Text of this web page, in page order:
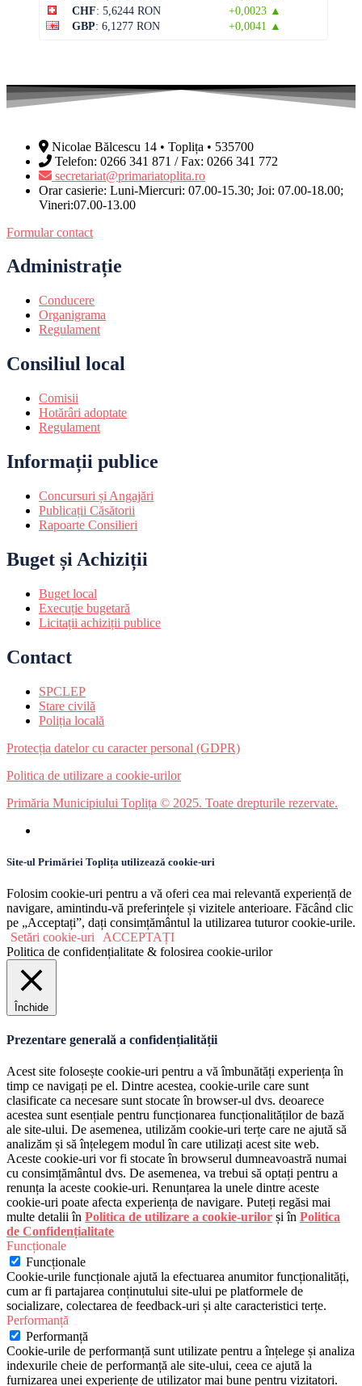
CHF: 5,6244 RON
+0,0023 ▲
GBP: 6,1277 RON +0,0041 ▲
Nicolae Bălcescu 14 • Toplița • 535700
Telefon: 0266 341 871 / Fax: 0266 341 772
secretariat@primariatoplita.ro
Orar casierie: Luni-Miercuri: 07.00-15.30; Joi: 07.00-18.00;
Vineri:07.00-13.00
Formular contact
Administrație
Conducere
Organigrama
Regulament
Consiliul local
Comisii
Hotărâri adoptate
Regulament
Informații publice
Concursuri și Angajări
Publicații Căsătorii
Rapoarte Consilieri
Buget și Achiziții
Buget local
Execuție bugetară
Licitații achiziții publice
Contact
SPCLEP
Stare civilă
Poliția locală
Protecția datelor cu caracter personal (GDPR)
Politica de utilizare a cookie-urilor
Primăria Municipiului Toplița © 2025. Toate drepturile rezervate.
Site-ul Primăriei Toplița utilizează cookie-uri
Folosim cookie-uri pentru a vă oferi cea mai relevantă experiență de
navigare, amintindu-vă preferințele și vizitele anterioare. Făcând clic
pe „Acceptați”, dați consimțământul la utilizarea tuturor cookie-urile.
Setări cookie-uri
ACCEPTAȚI
Politica de confidențialitate & folosirea cookie-urilor
Închide
Prezentare generală a confidențialității
Acest site folosește cookie-uri pentru a vă îmbunătăți experiența în
timp ce navigați pe el. Dintre acestea, cookie-urile care sunt
clasificate ca necesare sunt stocate în browser-ul dvs. deoarece
acestea sunt esențiale pentru funcționarea funcționalităților de bază
ale site-ului. De asemenea, utilizăm cookie-uri terțe care ne ajută să
analizăm și să înțelegem modul în care utilizați acest site web.
Aceste cookie-uri vor fi stocate în browserul dumneavoastră numai
cu consimțământul dvs. De asemenea, va trebui să optați pentru a
renunța la aceste cookie-uri. Renunțarea la unele dintre aceste
cookie-uri poate afecta experiența de navigare. Puteți regăsi mai
multe detalii în Politica de utilizare a cookie-urilor și în Politica
de Confidențialitate
Funcționale
Funcționale
Cookie-urile funcționale ajută la efectuarea anumitor funcționalități,
cum ar fi partajarea conținutului site-ului pe platformele de
socializare, colectarea de feedback-uri și alte caracteristici terțe.
Performanță
Performanță
Cookie-urile de performanță sunt utilizate pentru a înțelege și analiza
indexurile cheie de performanță ale site-ului, ceea ce ajută la
furnizarea unei experiențe de utilizator mai bune pentru vizitatori.